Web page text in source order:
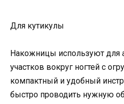
Для кутикулы
Накожницы используют для
участков вокруг ногтей с
компактный и удобный
быстро проводить нужную